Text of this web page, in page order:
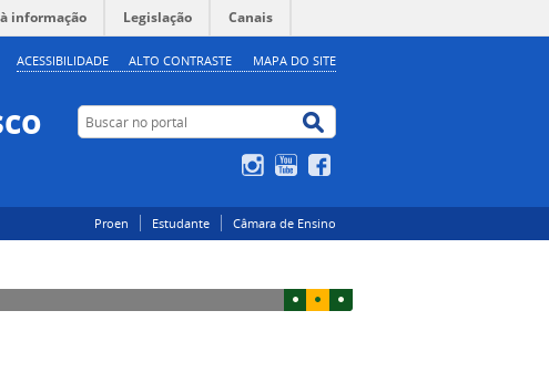
informação Legislação Canais
ACESSIBILIDADE ALTO CONTRASTE MAPA DO SITE
Buscar no portal
InstagramYouTube
Proen Estudante Câmara de Ensino